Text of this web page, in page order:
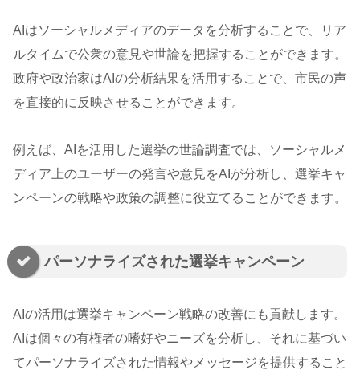
AIはソーシャルメディアのデータを分析することで、リア
ルタイムで公衆の意見や世論を把握することができます。
政府や政治家はAIの分析結果を活用することで、市民の声
を直接的に反映させることができます。
例えば、AIを活用した選挙の世論調査では、ソーシャルメ
ディア上のユーザーの発言や意見をAIが分析し、選挙キャ
ンペーンの戦略や政策の調整に役立てることができます。
パーソナライズされた選挙キャンペーン
AIの活用は選挙キャンペーン戦略の改善にも貢献します。
AIは個々の有権者の嗜好やニーズを分析し、それに基づい
てパーソナライズされた情報やメッセージを提供すること